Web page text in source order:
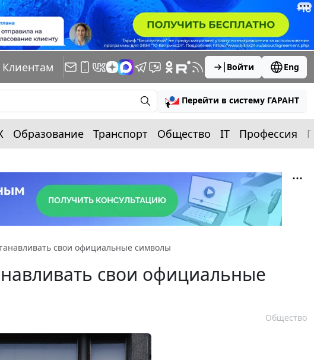
Клиентам Войти Eng
Перейти в систему ГАРАНТ
Образование Транспорт Общество IT Профессия
свои официальные символы
свои официальные
Общество